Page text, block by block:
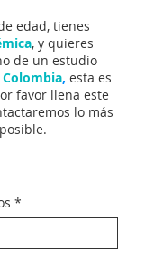
edad, tienes
, y quieres
de un estudio
, esta es
favor llena este
lo más